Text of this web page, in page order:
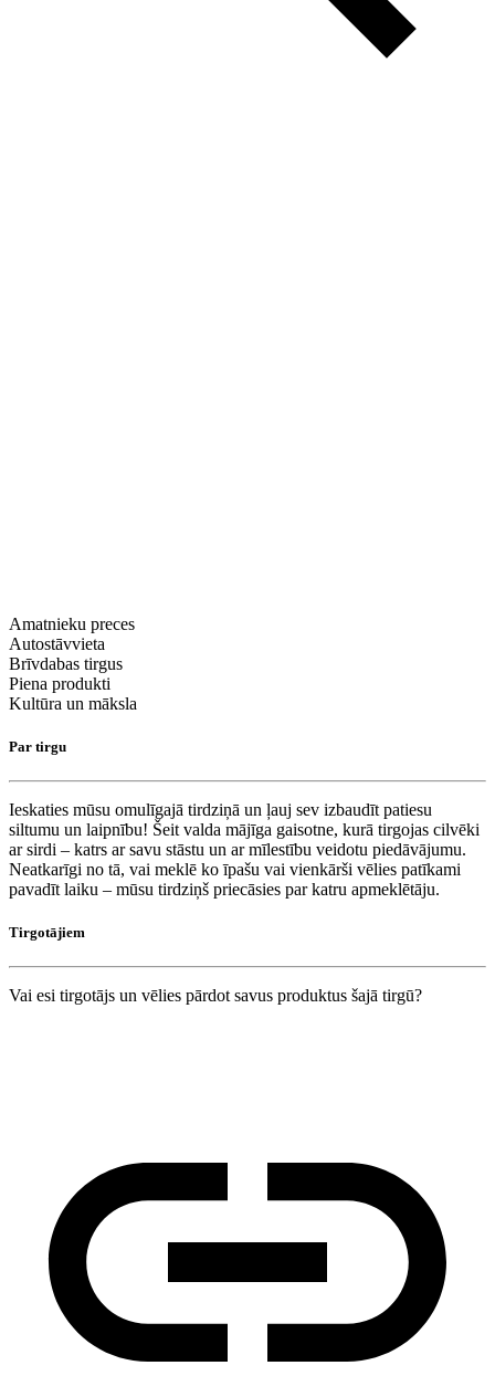
Amatnieku preces
Autostāvvieta
Brīvdabas tirgus
Piena produkti
Kultūra un māksla
Par tirgu
Ieskaties mūsu omulīgajā tirdziņā un ļauj sev izbaudīt patiesu
siltumu un laipnību! Šeit valda mājīga gaisotne, kurā tirgojas cilvēki
ar sirdi – katrs ar savu stāstu un ar mīlestību veidotu piedāvājumu.
Neatkarīgi no tā, vai meklē ko īpašu vai vienkārši vēlies patīkami
pavadīt laiku – mūsu tirdziņš priecāsies par katru apmeklētāju.
Tirgotājiem
Vai esi tirgotājs un vēlies pārdot savus produktus šajā tirgū?